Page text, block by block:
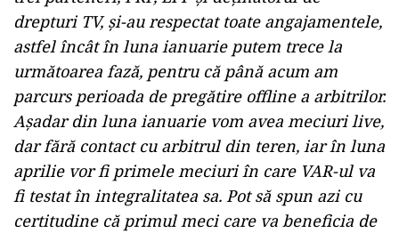
drepturi TV, şi-au respectat toate angajamentele,
astfel încât în luna ianuarie putem trece la
următoarea fază, pentru că până acum am
parcurs perioada de pregătire offline a arbitrilor.
Aşadar din luna ianuarie vom avea meciuri live,
dar fără contact cu arbitrul din teren, iar în luna
aprilie vor fi primele meciuri în care VAR-ul va
fi testat în integralitatea sa. Pot să spun azi cu
certitudine că primul meci care va beneficia de